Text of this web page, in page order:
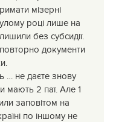
мізерні
році лише на
без субсидії.
документи
… не даєте знову
мають 2 паї. Але 1
заповітом на
по іншому не